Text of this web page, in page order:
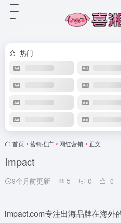
热门
首页 • 营销推广 • 网红营销 • 正文
Impact
9个月前更新 5 0 0
impact.com专注出海品牌在海外